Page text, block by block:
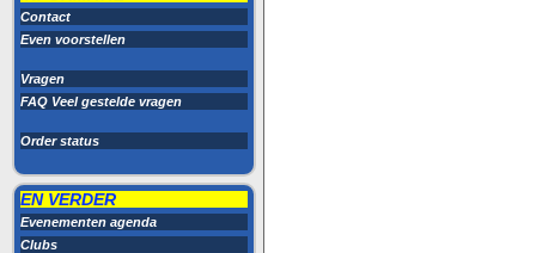
Contact
Even voorstellen
Vragen
FAQ Veel gestelde vragen
Order status
EN VERDER
Evenementen agenda
Clubs